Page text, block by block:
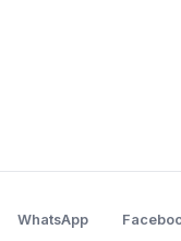
WhatsApp